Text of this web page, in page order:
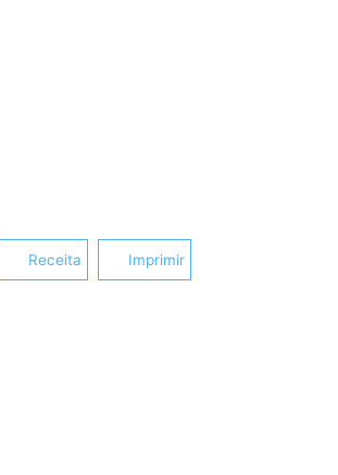
Receita Imprimir